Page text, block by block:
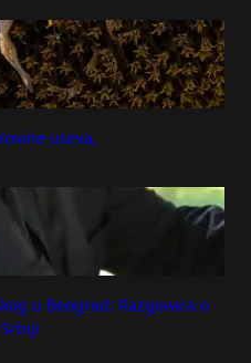
useva,
u Beograd: Razgovara o